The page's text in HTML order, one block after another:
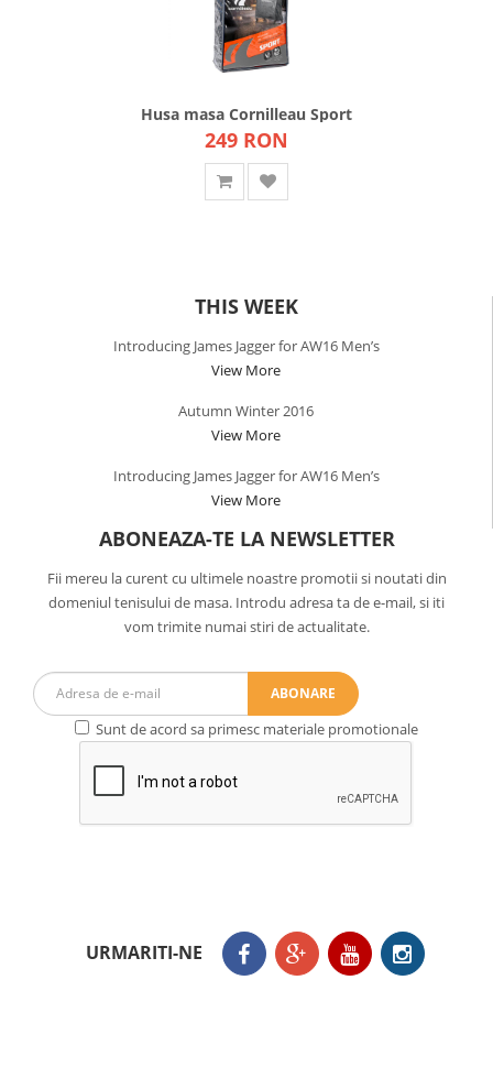
Husa masa Cornilleau Sport
249 RON
Add Wish List
THIS WEEK
Introducing James Jagger for AW16 Men’s
View More
Autumn Winter 2016
View More
Introducing James Jagger for AW16 Men’s
View More
ABONEAZA-TE LA NEWSLETTER
Fii mereu la curent cu ultimele noastre promotii si noutati din
domeniul tenisului de masa. Introdu adresa ta de e-mail, si iti
vom trimite numai stiri de actualitate.
ABONARE
Sunt de acord sa primesc materiale promotionale
URMARITI-NE